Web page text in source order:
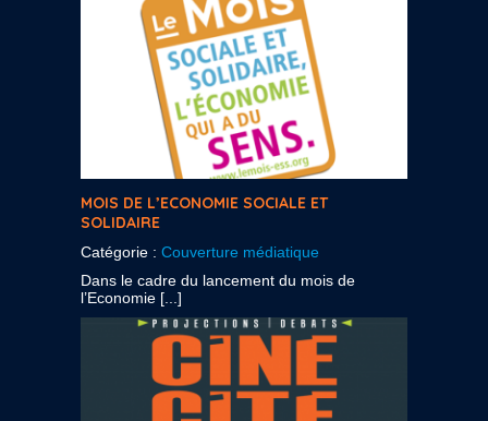
MOIS DE L’ECONOMIE SOCIALE ET
SOLIDAIRE
Catégorie : Couverture médiatique
Dans le cadre du lancement du mois de
l’Economie [...]